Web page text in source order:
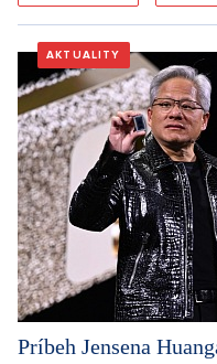
AKTUALITY
Príbeh Jensena